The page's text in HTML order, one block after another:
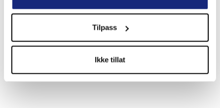
Tilpass
Ikke tillat
Når båten er riktig plassert og stroppene er strammet godt,
forberedelser kan du redusere risikoen for uhell og sikre
både båt og bil.